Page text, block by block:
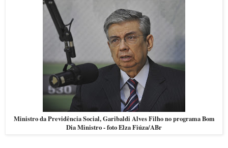
Ministro da Previdência Social, Garibaldi Alves Filho no programa Bom
Dia Ministro - foto Elza Fiúza/ABr